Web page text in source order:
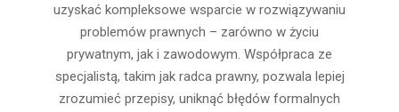
uzyskać kompleksowe wsparcie w rozwiązywaniu
problemów prawnych – zarówno w życiu
prywatnym, jak i zawodowym. Współpraca ze
specjalistą, takim jak radca prawny, pozwala lepiej
zrozumieć przepisy, uniknąć błędów formalnych